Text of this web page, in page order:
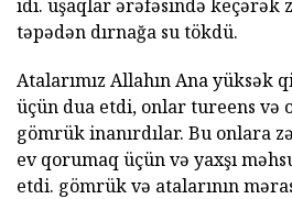
idi. uşaqlar ərəfəsində keçərək
təpədən dırnağa su tökdü.
Atalarımız Allahın Ana yüksək
üçün dua etdi, onlar tureens və
gömrük inanırdılar. Bu onlara
ev qorumaq üçün və yaxşı
etdi. gömrük və atalarının